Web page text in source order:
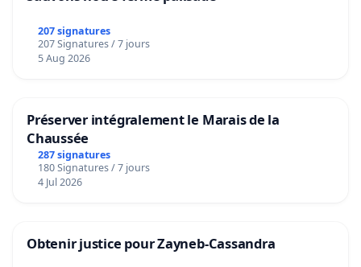
207 signatures
207 Signatures / 7 jours
5 Aug 2026
Préserver intégralement le Marais de la
Chaussée
287 signatures
180 Signatures / 7 jours
4 Jul 2026
Obtenir justice pour Zayneb-Cassandra